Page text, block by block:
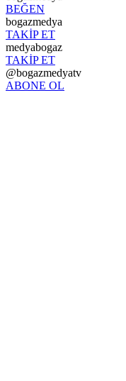
BEĞEN
bogazmedya
TAKİP ET
medyabogaz
TAKİP ET
@bogazmedyatv
ABONE OL